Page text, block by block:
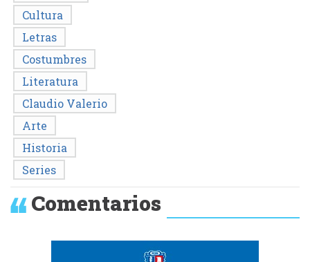
Cultura
Letras
Costumbres
Literatura
Claudio Valerio
Arte
Historia
Series
Comentarios